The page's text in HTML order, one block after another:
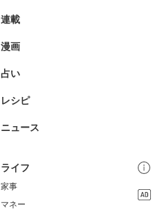
連載
漫画
占い
レシピ
ニュース
ライフ
家事
マネー